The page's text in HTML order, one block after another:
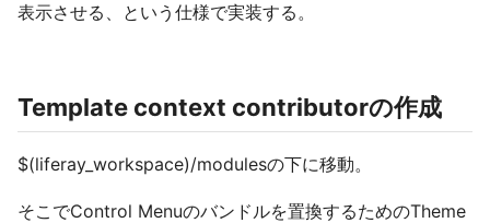
表示させる、という仕様で実装する。
Template context contributorの作成
$(liferay_workspace)/modulesの下に移動。
そこでControl Menuのバンドルを置換するためのTheme